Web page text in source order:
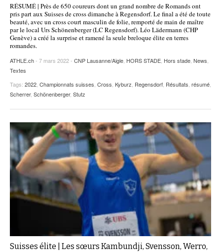
POURQUOI ATHLE.CH ?
ATHLE.CH RÉGIONS | VAUD
HIGHLIGHTS
LIVRES
RÉSUMÉ | Près de 650 coureurs dont un grand nombre de Romands ont
pris part aux Suisses de cross dimanche à Regensdorf. Le final a été de toute
beauté, avec un cross court masculin de folie, remporté de main de maître
par le local Urs Schönenberger (LC Regensdorf). Léo Lädermann (CHP
Genève) a créé la surprise et ramené la seule breloque élite en terres
romandes.
ATHLE.ch- 7 mars 2022 - CNP Lausanne/Aigle HORS STADE Hors stade News
Textes
Tags: 2022 Championnats suisses Cross Kyburz Regensdorf Résultats résumé
Scherrer, Schönenberger, Stutz
Suisses élite | Les sœurs Kambundji, Svensson, Werro,